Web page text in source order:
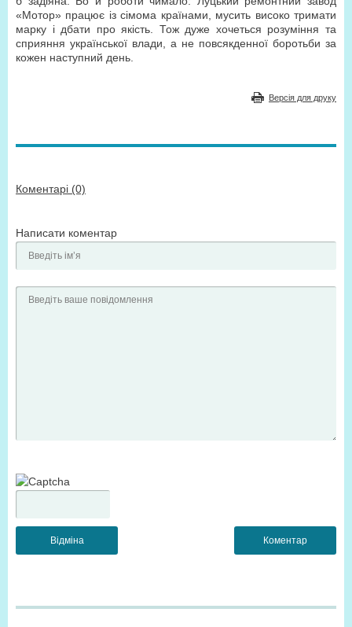
«Мотор» працює із сімома країнами, мусить високо тримати
марку і дбати про якість. Тож дуже хочеться розуміння та
сприяння української влади, а не повсякденної боротьби за
кожен наступний день.
Версія для друку
Коментарі (0)
Написати коментар